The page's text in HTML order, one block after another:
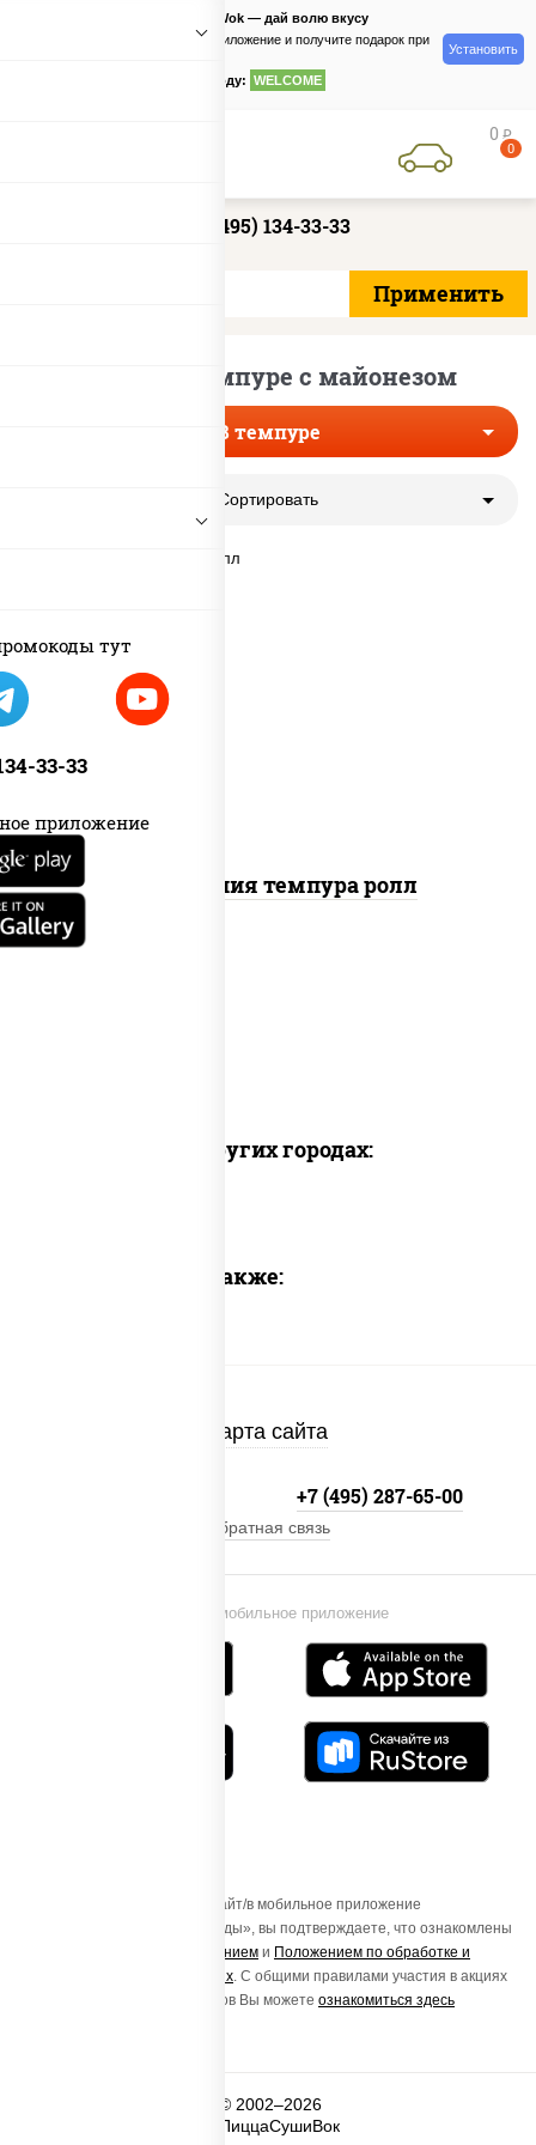
тут
33-33
приложение
PizzaSushiWok — дай волю вкусу
Скачайте приложение и получите подарок при
по промокоду: WELCOME
Установить
0 руб
0
+7 (495) 134-33-33
Роллы в темпуре с майонезом
В темпуре
Сортировать
рис, нори, икра "масаго", майонез,
краб снежный, огурцы свежие,
авокадо, сухари панировочные
Калифорния темпура ролл
Доставка в других городах:
Предлагаем также:
Карта сайта
Установи мобильное приложение
+7 (495) 287-65-00
Обратная связь
Осуществляя вход на этот Сайт/в мобильное приложение
«ПиццаСушиВок - доставка еды», вы подтверждаете, что ознакомлены
Пользовательским соглашением и Положением по обработке и
защите персональных данных. С общими правилами участия в акциях
и порядке получения подарков Вы можете ознакомиться здесь
© 2002–2026
ПиццаСушиВок